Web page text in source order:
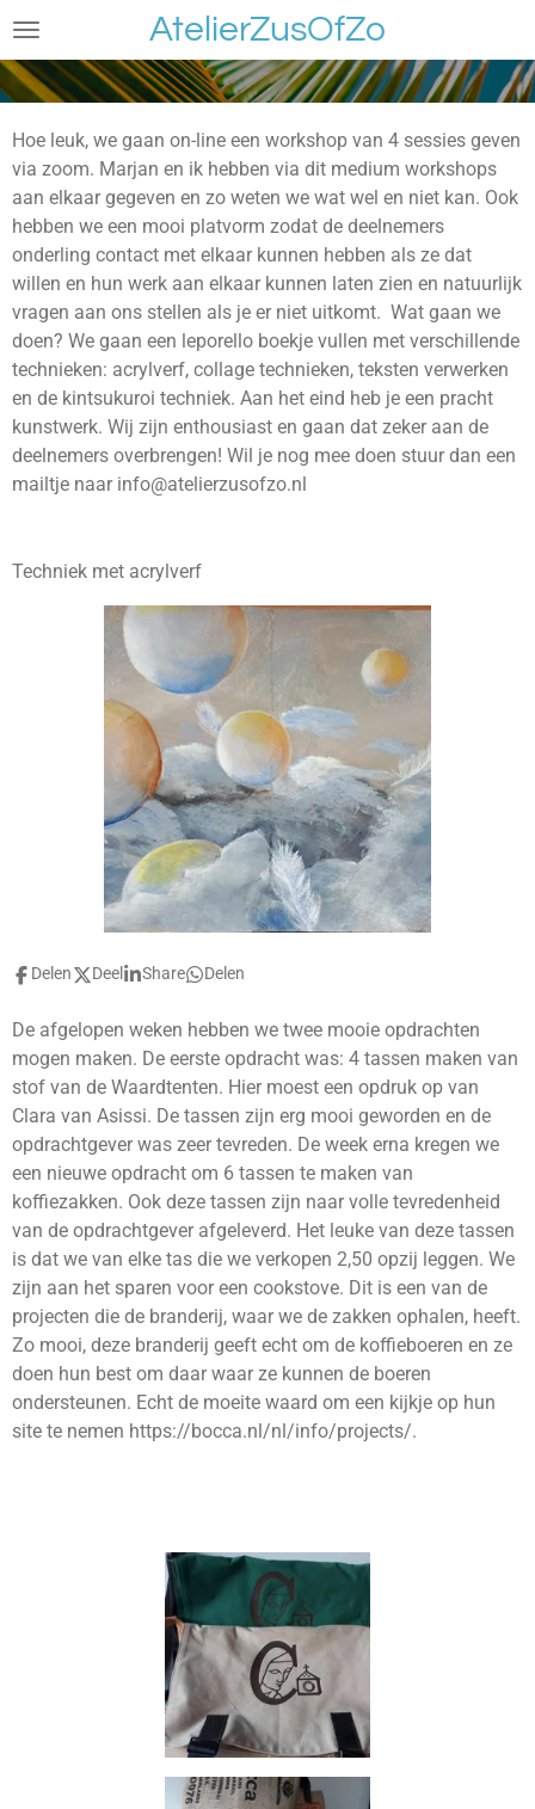
Ga
naar
hoofdinhoud
AtelierZusOfZo
Hoe leuk, we gaan on-line een workshop van 4 sessies geven
via zoom. Marjan en ik hebben via dit medium workshops
aan elkaar gegeven en zo weten we wat wel en niet kan. Ook
hebben we een mooi platvorm zodat de deelnemers
onderling contact met elkaar kunnen hebben als ze dat
willen en hun werk aan elkaar kunnen laten zien en natuurlijk
vragen aan ons stellen als je er niet uitkomt. Wat gaan we
doen? We gaan een leporello boekje vullen met verschillende
technieken: acrylverf, collage technieken, teksten verwerken
en de kintsukuroi techniek. Aan het eind heb je een pracht
kunstwerk. Wij zijn enthousiast en gaan dat zeker aan de
deelnemers overbrengen! Wil je nog mee doen stuur dan een
mailtje naar info@atelierzusofzo.nl
Techniek met acrylverf
Delen Deel Share Delen
De afgelopen weken hebben we twee mooie opdrachten
mogen maken. De eerste opdracht was: 4 tassen maken van
stof van de Waardtenten. Hier moest een opdruk op van
Clara van Asissi. De tassen zijn erg mooi geworden en de
opdrachtgever was zeer tevreden. De week erna kregen we
een nieuwe opdracht om 6 tassen te maken van
koffiezakken. Ook deze tassen zijn naar volle tevredenheid
van de opdrachtgever afgeleverd. Het leuke van deze tassen
is dat we van elke tas die we verkopen 2,50 opzij leggen. We
zijn aan het sparen voor een cookstove. Dit is een van de
projecten die de branderij, waar we de zakken ophalen, heeft.
Zo mooi, deze branderij geeft echt om de koffieboeren en ze
doen hun best om daar waar ze kunnen de boeren
ondersteunen. Echt de moeite waard om een kijkje op hun
site te nemen https://bocca.nl/nl/info/projects/.